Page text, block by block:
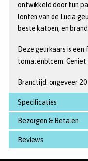
ontwikkeld door hun
lonten van de Lucia
beste katoen, en
Deze geurkaars is een
tomatenbloem. Geniet
Brandtijd: ongeveer 20
Specificaties
Bezorgen & Betalen
Reviews